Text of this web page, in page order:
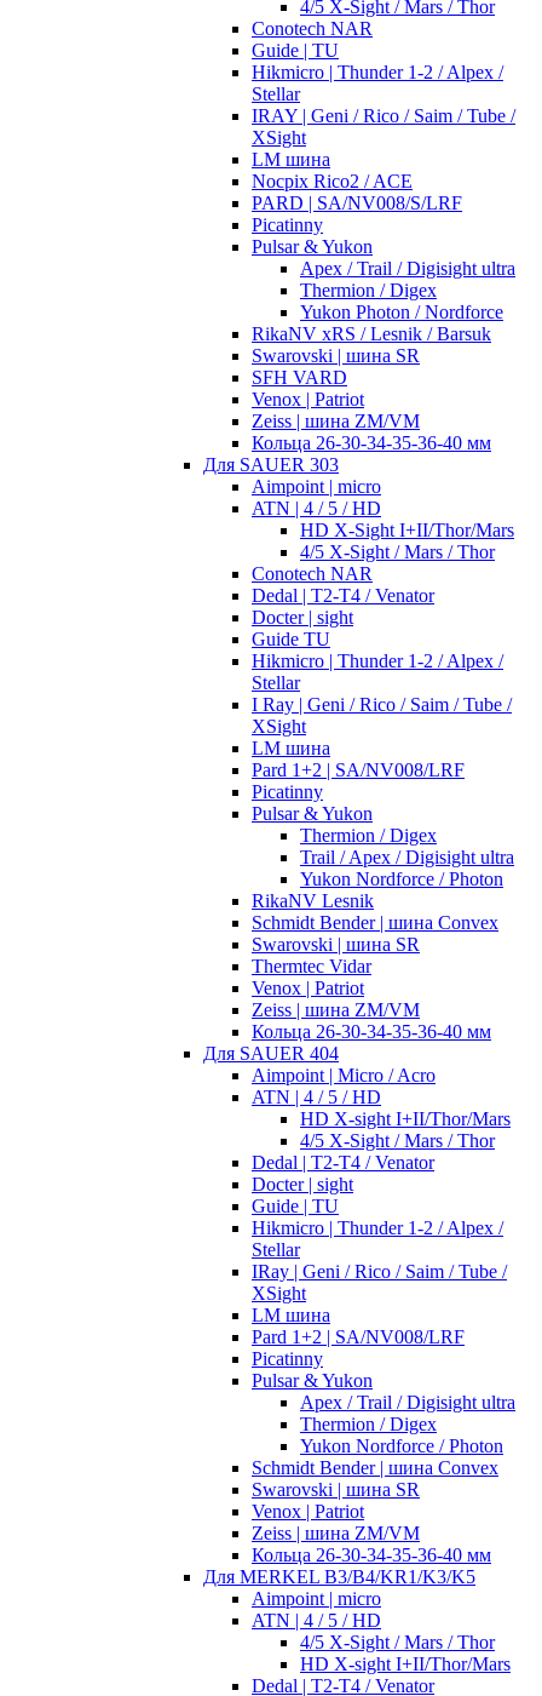
4/5 X-Sight / Mars / Thor
Conotech NAR
Guide | TU
Hikmicro | Thunder 1-2 / Alpex /
Stellar
IRAY | Geni / Rico / Saim / Tube /
XSight
LM шина
Nocpix Rico2 / ACE
PARD | SA/NV008/S/LRF
Picatinny
Pulsar & Yukon
Apex / Trail / Digisight ultra
Thermion / Digex
Yukon Photon / Nordforce
RikaNV xRS / Lesnik / Barsuk
Swarovski | шина SR
SFH VARD
Venox | Patriot
Zeiss | шина ZM/VM
Кольца 26-30-34-35-36-40 мм
Для SAUER 303
Aimpoint | micro
ATN | 4 / 5 / HD
HD X-Sight I+II/Thor/Mars
4/5 X-Sight / Mars / Thor
Conotech NAR
Dedal | T2-T4 / Venator
Docter | sight
Guide TU
Hikmicro | Thunder 1-2 / Alpex /
Stellar
I Ray | Geni / Rico / Saim / Tube /
XSight
LM шина
Pard 1+2 | SA/NV008/LRF
Picatinny
Pulsar & Yukon
Thermion / Digex
Trail / Apex / Digisight ultra
Yukon Nordforce / Photon
RikaNV Lesnik
Schmidt Bender | шина Convex
Swarovski | шина SR
Thermtec Vidar
Venox | Patriot
Zeiss | шина ZM/VM
Кольца 26-30-34-35-36-40 мм
Для SAUER 404
Aimpoint | Micro / Acro
ATN | 4 / 5 / HD
HD X-sight I+II/Thor/Mars
4/5 X-Sight / Mars / Thor
Dedal | T2-T4 / Venator
Docter | sight
Guide | TU
Hikmicro | Thunder 1-2 / Alpex /
Stellar
IRay | Geni / Rico / Saim / Tube /
XSight
LM шина
Pard 1+2 | SA/NV008/LRF
Picatinny
Pulsar & Yukon
Apex / Trail / Digisight ultra
Thermion / Digex
Yukon Nordforce / Photon
Schmidt Bender | шина Convex
Swarovski | шина SR
Venox | Patriot
Zeiss | шина ZM/VM
Кольца 26-30-34-35-36-40 мм
Для MERKEL B3/B4/KR1/K3/K5
Aimpoint | micro
ATN | 4 / 5 / HD
4/5 X-Sight / Mars / Thor
HD X-sight I+II/Thor/Mars
Dedal | T2-T4 / Venator